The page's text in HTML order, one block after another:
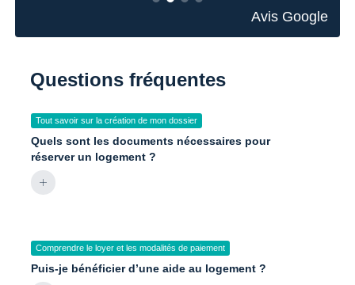
Avis Google
Questions fréquentes
Tout savoir sur la création de mon dossier
Quels sont les documents nécessaires pour
réserver un logement ?
Comprendre le loyer et les modalités de paiement
Puis-je bénéficier d’une aide au logement ?